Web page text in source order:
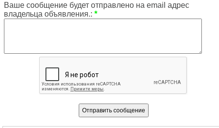
Ваше сообщение будет отправлено на email адрес
владельца объявления.: *